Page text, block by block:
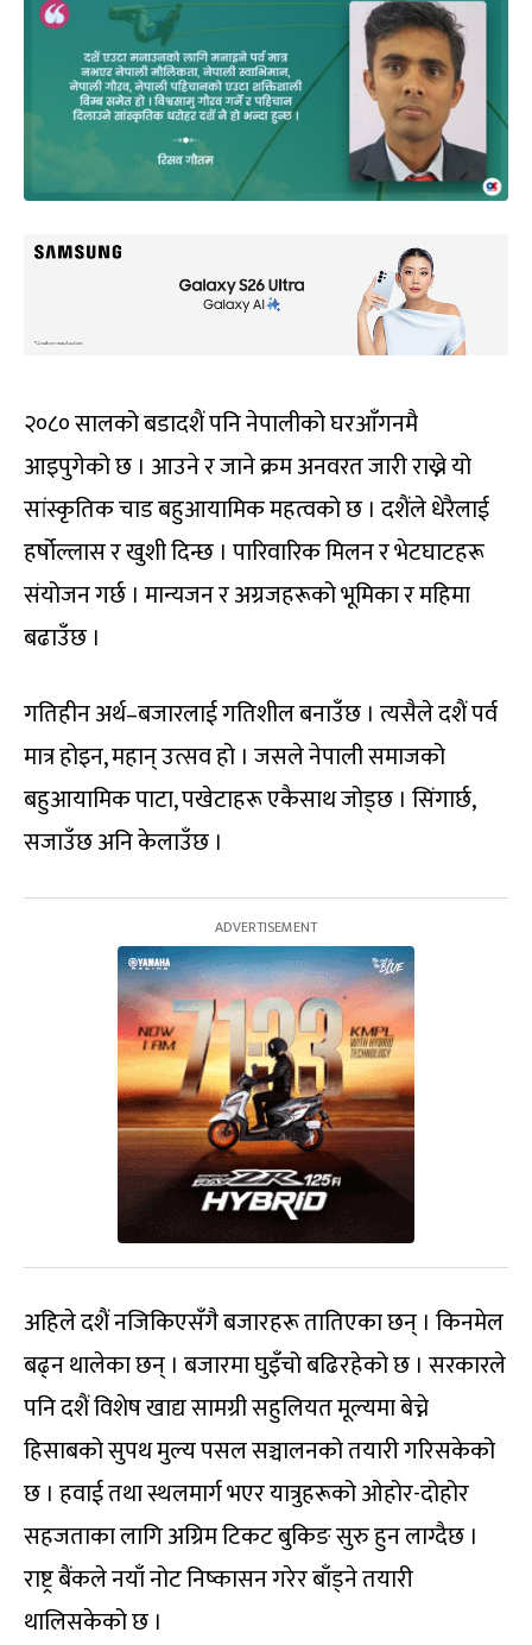
२०८० सालको बडादशैं पनि नेपालीको घरआँगनमै
आइपुगेको छ । आउने र जाने क्रम अनवरत जारी राख्ने यो
सांस्कृतिक चाड बहुआयामिक महत्वको छ । दशैंले धेरैलाई
हर्षोल्लास र खुशी दिन्छ । पारिवारिक मिलन र भेटघाटहरू
संयोजन गर्छ । मान्यजन र अग्रजहरूको भूमिका र महिमा
बढाउँछ ।
गतिहीन अर्थ–बजारलाई गतिशील बनाउँछ । त्यसैले दशैं पर्व
मात्र होइन, महान् उत्सव हो । जसले नेपाली समाजको
बहुआयामिक पाटा, पखेटाहरू एकैसाथ जोड्छ । सिंगार्छ,
सजाउँछ अनि केलाउँछ ।
अहिले दशैं नजिकिएसँगै बजारहरू तातिएका छन् । किनमेल
बढ्न थालेका छन् । बजारमा घुइँचो बढिरहेको छ । सरकारले
पनि दशैं विशेष खाद्य सामग्री सहुलियत मूल्यमा बेच्ने
हिसाबको सुपथ मुल्य पसल सञ्चालनको तयारी गरिसकेको
छ । हवाई तथा स्थलमार्ग भएर यात्रुहरूको ओहोर-दोहोर
सहजताका लागि अग्रिम टिकट बुकिङ सुरु हुन लाग्दैछ ।
राष्ट्र बैंकले नयाँ नोट निष्कासन गरेर बाँड्ने तयारी
थालिसकेको छ ।